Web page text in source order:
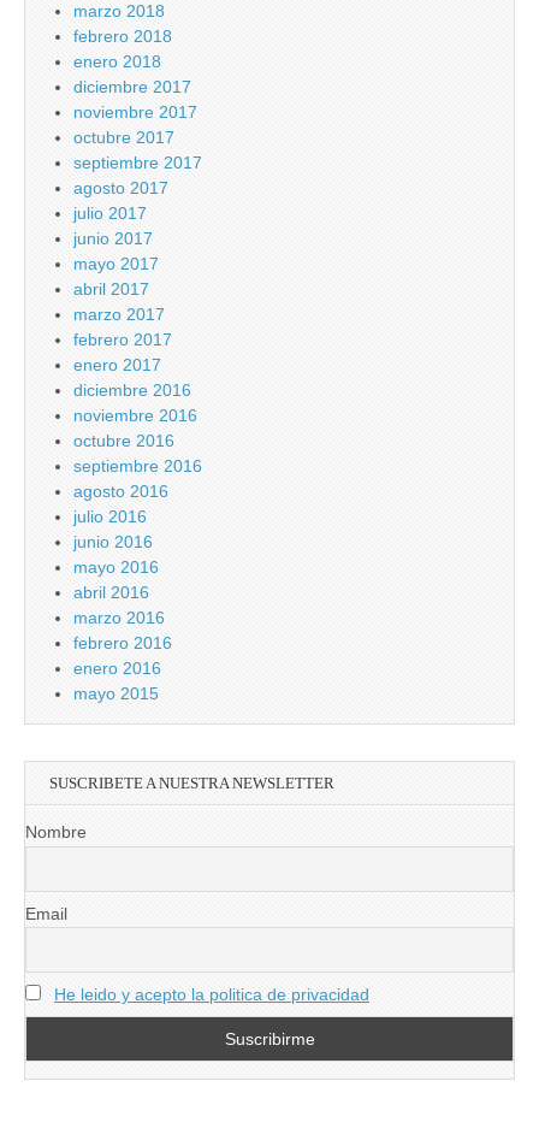
marzo 2018
febrero 2018
enero 2018
diciembre 2017
noviembre 2017
octubre 2017
septiembre 2017
agosto 2017
julio 2017
junio 2017
mayo 2017
abril 2017
marzo 2017
febrero 2017
enero 2017
diciembre 2016
noviembre 2016
octubre 2016
septiembre 2016
agosto 2016
julio 2016
junio 2016
mayo 2016
abril 2016
marzo 2016
febrero 2016
enero 2016
mayo 2015
SUSCRIBETE A NUESTRA NEWSLETTER
Nombre
Email
He leido y acepto la politica de privacidad